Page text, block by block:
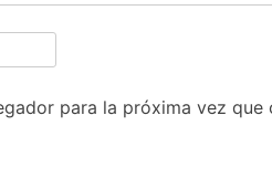
para la próxima vez que